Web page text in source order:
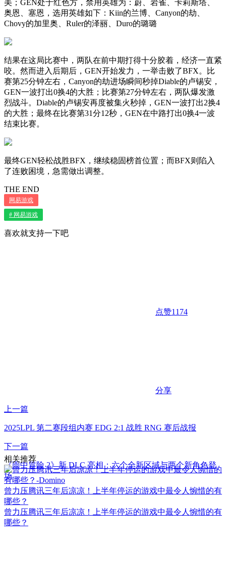
美；GEN处于红色方，禁用英雄为：蔚、岩雀、卡莉斯塔、
奥恩、塞恩，选用英雄如下：Kiin的兰博、Canyon的劫、
Chovy的加里奥、Ruler的泽丽、Duro的璐璐
结果在这局比赛中，两队在前中期打得十分胶着，经济一直紧
咬。然而进入后期后，GEN开始发力，一举击败了BFX。比
赛第25分钟左右，Canyon的劫进场瞬间秒掉Diable的卢锡安，
GEN一波打出0换4的大胜；比赛第27分钟左右，两队爆发激
烈战斗。Diable的卢锡安再度被集火秒掉，GEN一波打出2换4
的大胜；最终在比赛第31分12秒，GEN在中路打出0换4一波
结束比赛。
最终GEN轻松战胜BFX，继续稳固榜首位置；而BFX则陷入
了连败困境，急需做出调整。
THE END
网易游戏
# 网易游戏
喜欢就支持一下吧
点赞1174
分享
上一篇
2025LPL 第二赛段组内赛 EDG 2:1 战胜 RNG 赛后战报
下一篇
《雨中冒险 2》新 DLC 亮相：六个全新区域与两个新角色登
场
相关推荐
曾力压腾讯三年后凉凉！上半年停运的游戏中最令人惋惜的有
哪些？
曾力压腾讯三年后凉凉！上半年停运的游戏中最令人惋惜的有
哪些？